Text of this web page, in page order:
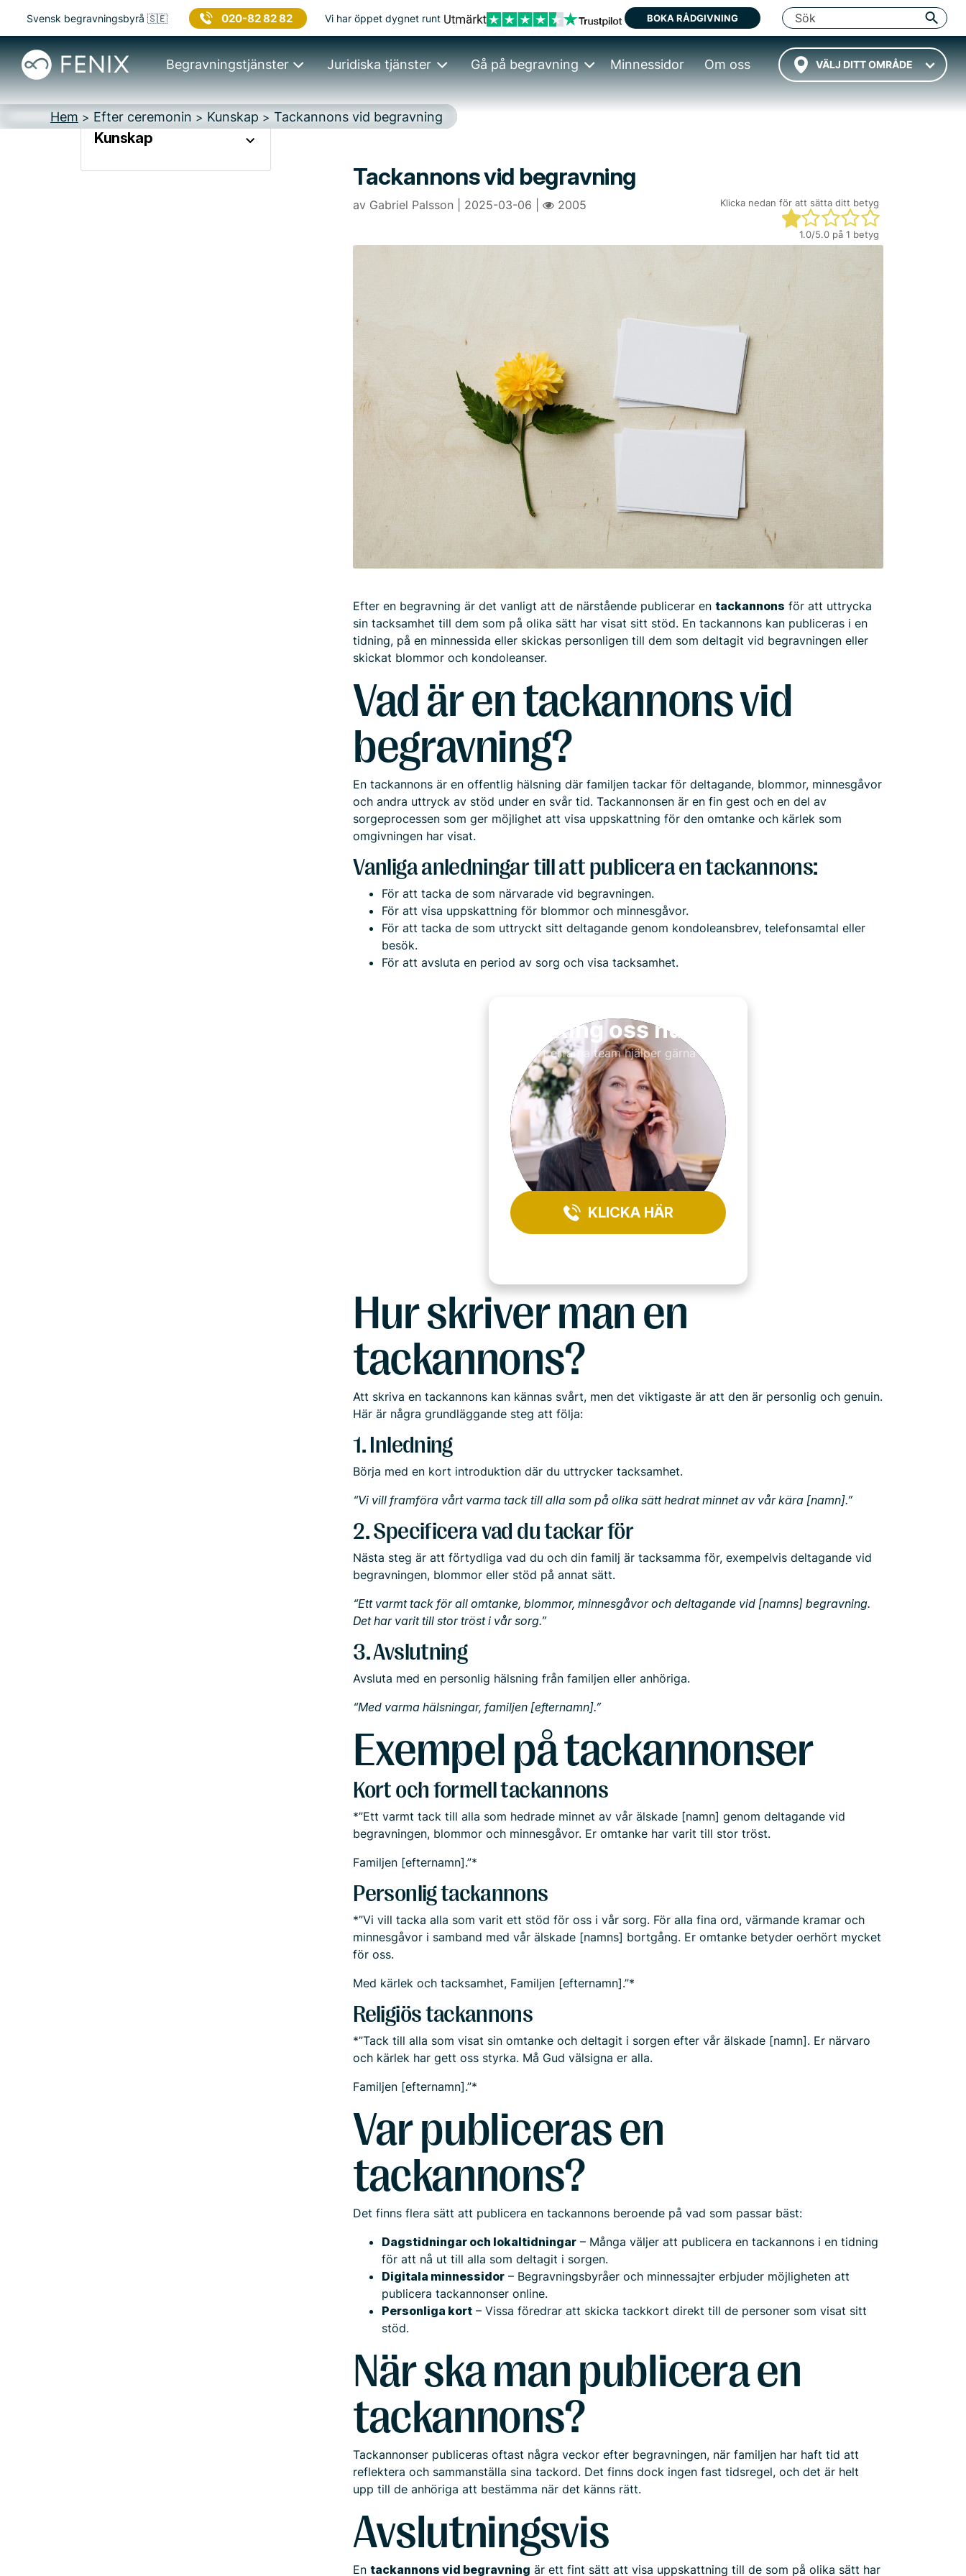
Svensk begravningsbyrå 🇸🇪 020-82 82 82 Vi har öppet dygnet runt BOKA RÅDGIVNING
VÄLJ DITT OMRÅDE
Begravningstjänster Juridiska tjänster Gå på begravning Minnessidor Om oss
Hem > Efter ceremonin > Kunskap > Tackannons vid begravning
Kunskap
Tackannons vid begravning
av Gabriel Palsson | 2025-03-06 | 2005 Klicka nedan för att sätta ditt betyg
1.0/5.0 på 1 betyg
Efter en begravning är det vanligt att de närstående publicerar entackannons för att uttrycka
sin tacksamhet till dem som på olika sätt har visat sitt stöd. En tackannons kan publiceras i en
tidning, på en minnessida eller skickas personligen till dem som deltagit vid begravningen eller
skickat blommor och kondoleanser.
Vad är en tackannons vid
begravning?
En tackannons är en offentlig hälsning där familjen tackar för deltagande, blommor, minnesgåvor
och andra uttryck av stöd under en svår tid. Tackannonsen är en fin gest och en del av
sorgeprocessen som ger möjlighet att visa uppskattning för den omtanke och kärlek som
omgivningen har visat.
Vanliga anledningar till att publicera en tackannons:
För att tacka de som närvarade vid begravningen.
För att visa uppskattning för blommor och minnesgåvor.
För att tacka de som uttryckt sitt deltagande genom kondoleansbrev, telefonsamtal eller
besök.
För att avsluta en period av sorg och visa tacksamhet.
Ring oss nu
Vårt erfarna team hjälper gärna till
KLICKA HÄR
Hur skriver man en
tackannons?
Att skriva en tackannons kan kännas svårt, men det viktigaste är att den är personlig och genuin.
Här är några grundläggande steg att följa:
1. Inledning
Börja med en kort introduktion där du uttrycker tacksamhet.
“Vi vill framföra vårt varma tack till alla som på olika sätt hedrat minnet av vår kära [namn].”
2. Specificera vad du tackar för
Nästa steg är att förtydliga vad du och din familj är tacksamma för, exempelvis deltagande vid
begravningen, blommor eller stöd på annat sätt.
“Ett varmt tack för all omtanke, blommor, minnesgåvor och deltagande vid [namns] begravning.
Det har varit till stor tröst i vår sorg.”
3. Avslutning
Avsluta med en personlig hälsning från familjen eller anhöriga.
“Med varma hälsningar, familjen [efternamn].”
Exempel på tackannonser
Kort och formell tackannons
*”Ett varmt tack till alla som hedrade minnet av vår älskade [namn] genom deltagande vid
begravningen, blommor och minnesgåvor. Er omtanke har varit till stor tröst.
Familjen [efternamn].”*
Personlig tackannons
*”Vi vill tacka alla som varit ett stöd för oss i vår sorg. För alla fina ord, värmande kramar och
minnesgåvor i samband med vår älskade [namns] bortgång. Er omtanke betyder oerhört mycket
för oss.
Med kärlek och tacksamhet, Familjen [efternamn].”*
Religiös tackannons
*”Tack till alla som visat sin omtanke och deltagit i sorgen efter vår älskade [namn]. Er närvaro
och kärlek har gett oss styrka. Må Gud välsigna er alla.
Familjen [efternamn].”*
Var publiceras en
tackannons?
Det finns flera sätt att publicera en tackannons beroende på vad som passar bäst:
Dagstidningar och lokaltidningar – Många väljer att publicera en tackannons i en tidning
för att nå ut till alla som deltagit i sorgen.
Digitala minnessidor – Begravningsbyråer och minnessajter erbjuder möjligheten att
publicera tackannonser online.
Personliga kort – Vissa föredrar att skicka tackkort direkt till de personer som visat sitt
stöd.
När ska man publicera en
tackannons?
Tackannonser publiceras oftast några veckor efter begravningen, när familjen har haft tid att
reflektera och sammanställa sina tackord. Det finns dock ingen fast tidsregel, och det är helt
upp till de anhöriga att bestämma när det känns rätt.
Avslutningsvis
Entackannons vid begravning är ett fint sätt att visa uppskattning till de som på olika sätt har